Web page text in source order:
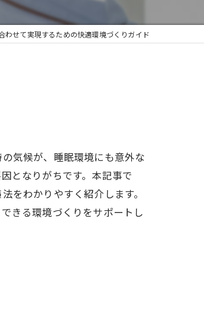
わせて実現するための快適環境づくりガイド
気候が、睡眠環境にも意外な
となりがちです。本記事で
をわかりやすく紹介します。
きる環境づくりをサポートし